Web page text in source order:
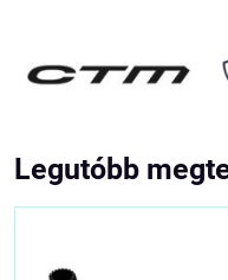
Legutóbb